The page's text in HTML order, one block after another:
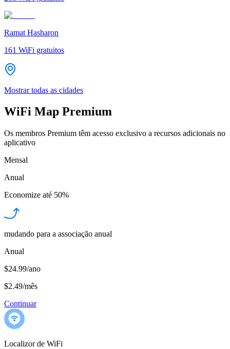
Ramat Hasharon
161 WiFi gratuitos
Mostrar todas as cidades
WiFi Map Premium
Os membros Premium têm acesso exclusivo a recursos adicionais no
aplicativo
Mensal
Anual
Economize até 50%
mudando para a associação anual
Anual
$24.99/ano
$2.49/mês
Continuar
Localizor de WiFi